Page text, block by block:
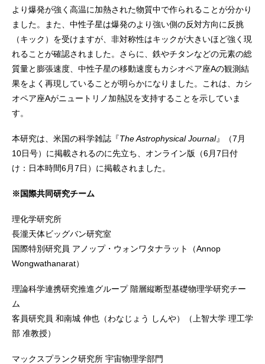
より爆発が強く高温に加熱された物質中で作られることが分かり
ました。また、中性子星は爆発のより強い側の反対方向に反挑
（キック）を受けますが、非対称性はキックが大きいほど強く現
れることが確認されました。さらに、鉄やチタンなどの元素の総
質量と膨張速度、中性子星の移動速度もカシオペア座Aの観測結
果をよく再現していることが明らかになりました。これは、カシ
オペア座Aがニュートリノ加熱説を支持することを示していま
す。
本研究は、米国の科学雑誌『The Astrophysical Journal』（7月
10日号）に掲載されるのに先立ち、オンライン版（6月7日付
け：日本時間6月7日）に掲載されました。
※国際共同研究チーム
理化学研究所
長瀧天体ビッグバン研究室
国際特別研究員 アノップ・ウォンワタナラット（Annop
Wongwathanarat）
理論科学連携研究推進グループ 階層縦断型基礎物理学研究チー
ム
客員研究員 和南城 伸也（わなじょう しんや）（上智大学 理工学
部 准教授）
マックスプランク研究所 宇宙物理学部門